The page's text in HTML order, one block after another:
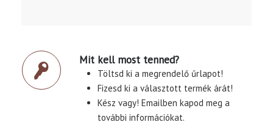
Mit kell most tenned?
Töltsd ki a megrendelő űrlapot!
Fizesd ki a választott termék árát!
Kész vagy! Emailben kapod meg a
további információkat.